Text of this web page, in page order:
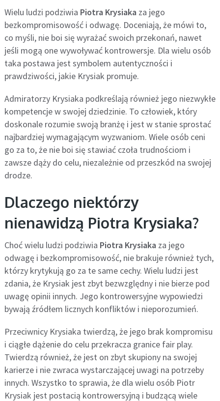
Wielu ludzi podziwia Piotra Krysiaka za jego
bezkompromisowość i odwagę. Doceniają, że mówi to,
co myśli, nie boi się wyrażać swoich przekonań, nawet
jeśli mogą one wywoływać kontrowersje. Dla wielu osób
taka postawa jest symbolem autentyczności i
prawdziwości, jakie Krysiak promuje.
Admiratorzy Krysiaka podkreślają również jego niezwykłe
kompetencje w swojej dziedzinie. To człowiek, który
doskonale rozumie swoją branżę i jest w stanie sprostać
najbardziej wymagającym wyzwaniom. Wiele osób ceni
go za to, że nie boi się stawiać czoła trudnościom i
zawsze dąży do celu, niezależnie od przeszkód na swojej
drodze.
Dlaczego niektórzy
nienawidzą Piotra Krysiaka?
Choć wielu ludzi podziwia Piotra Krysiaka za jego
odwagę i bezkompromisowość, nie brakuje również tych,
którzy krytykują go za te same cechy. Wielu ludzi jest
zdania, że Krysiak jest zbyt bezwzględny i nie bierze pod
uwagę opinii innych. Jego kontrowersyjne wypowiedzi
bywają źródłem licznych konfliktów i nieporozumień.
Przeciwnicy Krysiaka twierdzą, że jego brak kompromisu
i ciągłe dążenie do celu przekracza granice fair play.
Twierdzą również, że jest on zbyt skupiony na swojej
karierze i nie zwraca wystarczającej uwagi na potrzeby
innych. Wszystko to sprawia, że dla wielu osób Piotr
Krysiak jest postacią kontrowersyjną i budzącą wiele